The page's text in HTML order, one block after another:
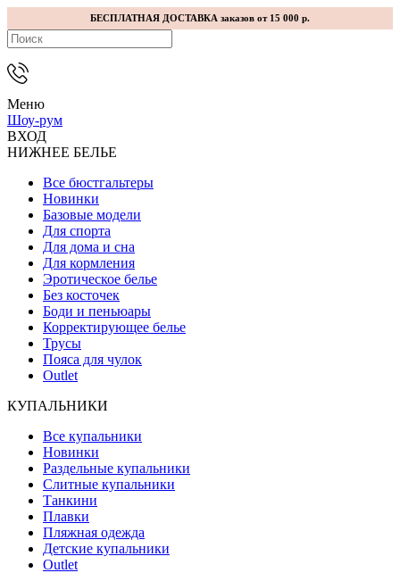
БЕСПЛАТНАЯ ДОСТАВКА заказов от 15 000 р.
Меню
Шоу-рум
ВХОД
НИЖНЕЕ БЕЛЬЕ
Все бюстгальтеры
Новинки
Базовые модели
Для спорта
Для дома и сна
Для кормления
Эротическое белье
Без косточек
Боди и пеньюары
Корректирующее белье
Трусы
Пояса для чулок
Outlet
КУПАЛЬНИКИ
Все купальники
Новинки
Раздельные купальники
Слитные купальники
Танкини
Плавки
Пляжная одежда
Детские купальники
Outlet